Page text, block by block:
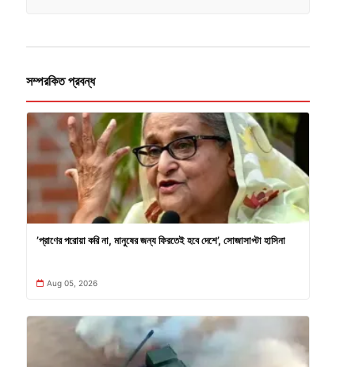
সম্পরকিত প্রবন্ধ
’প্রাণের পরোয়া করি না, মানুষের জন্য ফিরতেই হবে দেশে’, সোজাসাপ্টা হাসিনা
Aug 05, 2026